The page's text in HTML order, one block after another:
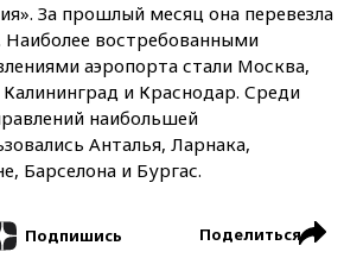
За прошлый месяц она перевезла
Наиболее востребованными
аэропорта стали Москва,
и Краснодар. Среди
наибольшей
Анталья, Ларнака,
Барселона и Бургас.
Подпишись Поделиться